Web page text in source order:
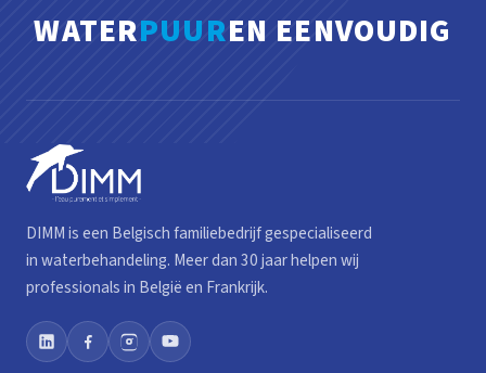
WATERPUUREN EENVOUDIG
DIMM is een Belgisch familiebedrijf gespecialiseerd
in waterbehandeling. Meer dan 30 jaar helpen wij
professionals in België en Frankrijk.